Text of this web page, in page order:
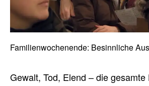
Play/Pause
Mute/Unmute
00:00 00:00
Familienwochenende: Besinnliche
Gewalt, Tod, Elend – die gesamte